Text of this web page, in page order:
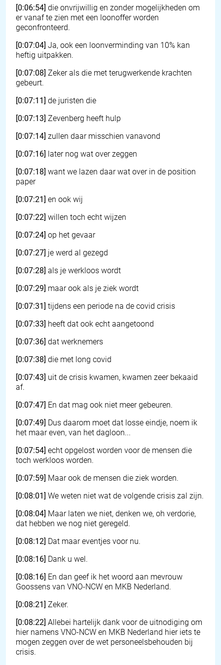
[0:06:54] die onvrijwillig en zonder mogelijkheden om
er vanaf te zien met een loonoffer worden
geconfronteerd.
[0:07:04] Ja, ook een loonverminding van 10% kan
heftig uitpakken.
[0:07:08] Zeker als die met terugwerkende krachten
gebeurt.
[0:07:11] de juristen die
[0:07:13] Zevenberg heeft hulp
[0:07:14] zullen daar misschien vanavond
[0:07:16] later nog wat over zeggen
[0:07:18] want we lazen daar wat over in de position
paper
[0:07:21] en ook wij
[0:07:22] willen toch echt wijzen
[0:07:24] op het gevaar
[0:07:27] je werd al gezegd
[0:07:28] als je werkloos wordt
[0:07:29] maar ook als je ziek wordt
[0:07:31] tijdens een periode na de covid crisis
[0:07:33] heeft dat ook echt aangetoond
[0:07:36] dat werknemers
[0:07:38] die met long covid
[0:07:43] uit de crisis kwamen, kwamen zeer bekaaid
af.
[0:07:47] En dat mag ook niet meer gebeuren.
[0:07:49] Dus daarom moet dat losse eindje, noem ik
het maar even, van het dagloon...
[0:07:54] echt opgelost worden voor de mensen die
toch werkloos worden.
[0:07:59] Maar ook de mensen die ziek worden.
[0:08:01] We weten niet wat de volgende crisis zal zijn.
[0:08:04] Maar laten we niet, denken we, oh verdorie,
dat hebben we nog niet geregeld.
[0:08:12] Dat maar eventjes voor nu.
[0:08:16] Dank u wel.
[0:08:16] En dan geef ik het woord aan mevrouw
Goossens van VNO-NCW en MKB Nederland.
[0:08:21] Zeker.
[0:08:22] Allebei hartelijk dank voor de uitnodiging om
hier namens VNO-NCW en MKB Nederland hier iets te
mogen zeggen over de wet personeelsbehouden bij
crisis.